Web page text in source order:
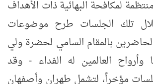
لمكافحة البهائية ذات الأهداف
تلك الجلسات طرح موضوعات
بالمقام‏ السامي لحضرة ولي
وأرواح العالمين له الفداء - وقد
مؤخراً، لتشمل طهران وأصفهان